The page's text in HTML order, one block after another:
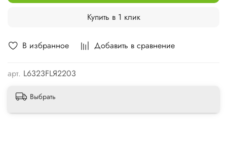
В избранное Добавить в сравнение
арт. L6323FLЯ2203
Купить в 1 клик
Выбрать